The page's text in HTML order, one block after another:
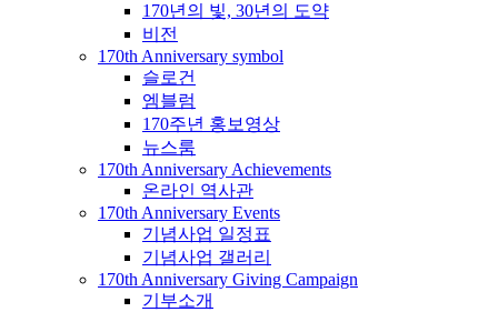
170년의 빛, 30년의 도약
비전
170th Anniversary symbol
슬로건
엠블럼
170주년 홍보영상
뉴스룸
170th Anniversary Achievements
온라인 역사관
170th Anniversary Events
기념사업 일정표
기념사업 갤러리
170th Anniversary Giving Campaign
기부소개